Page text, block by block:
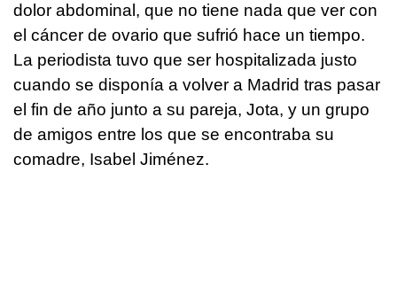
dolor abdominal, que no tiene nada que ver con
el cáncer de ovario que sufrió hace un tiempo.
La periodista tuvo que ser hospitalizada justo
cuando se disponía a volver a Madrid tras pasar
el fin de año junto a su pareja, Jota, y un grupo
de amigos entre los que se encontraba su
comadre, Isabel Jiménez.